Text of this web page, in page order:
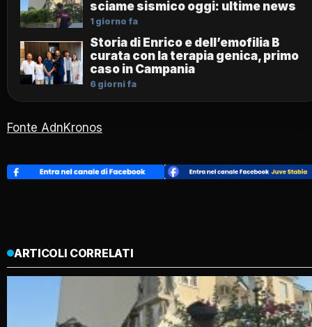
sciame sismico oggi: ultime news
1 giorno fa
Storia di Enrico e dell’emofilia B
curata con la terapia genica, primo
caso in Campania
6 giorni fa
Fonte AdnKronos
ARTICOLI CORRELATI